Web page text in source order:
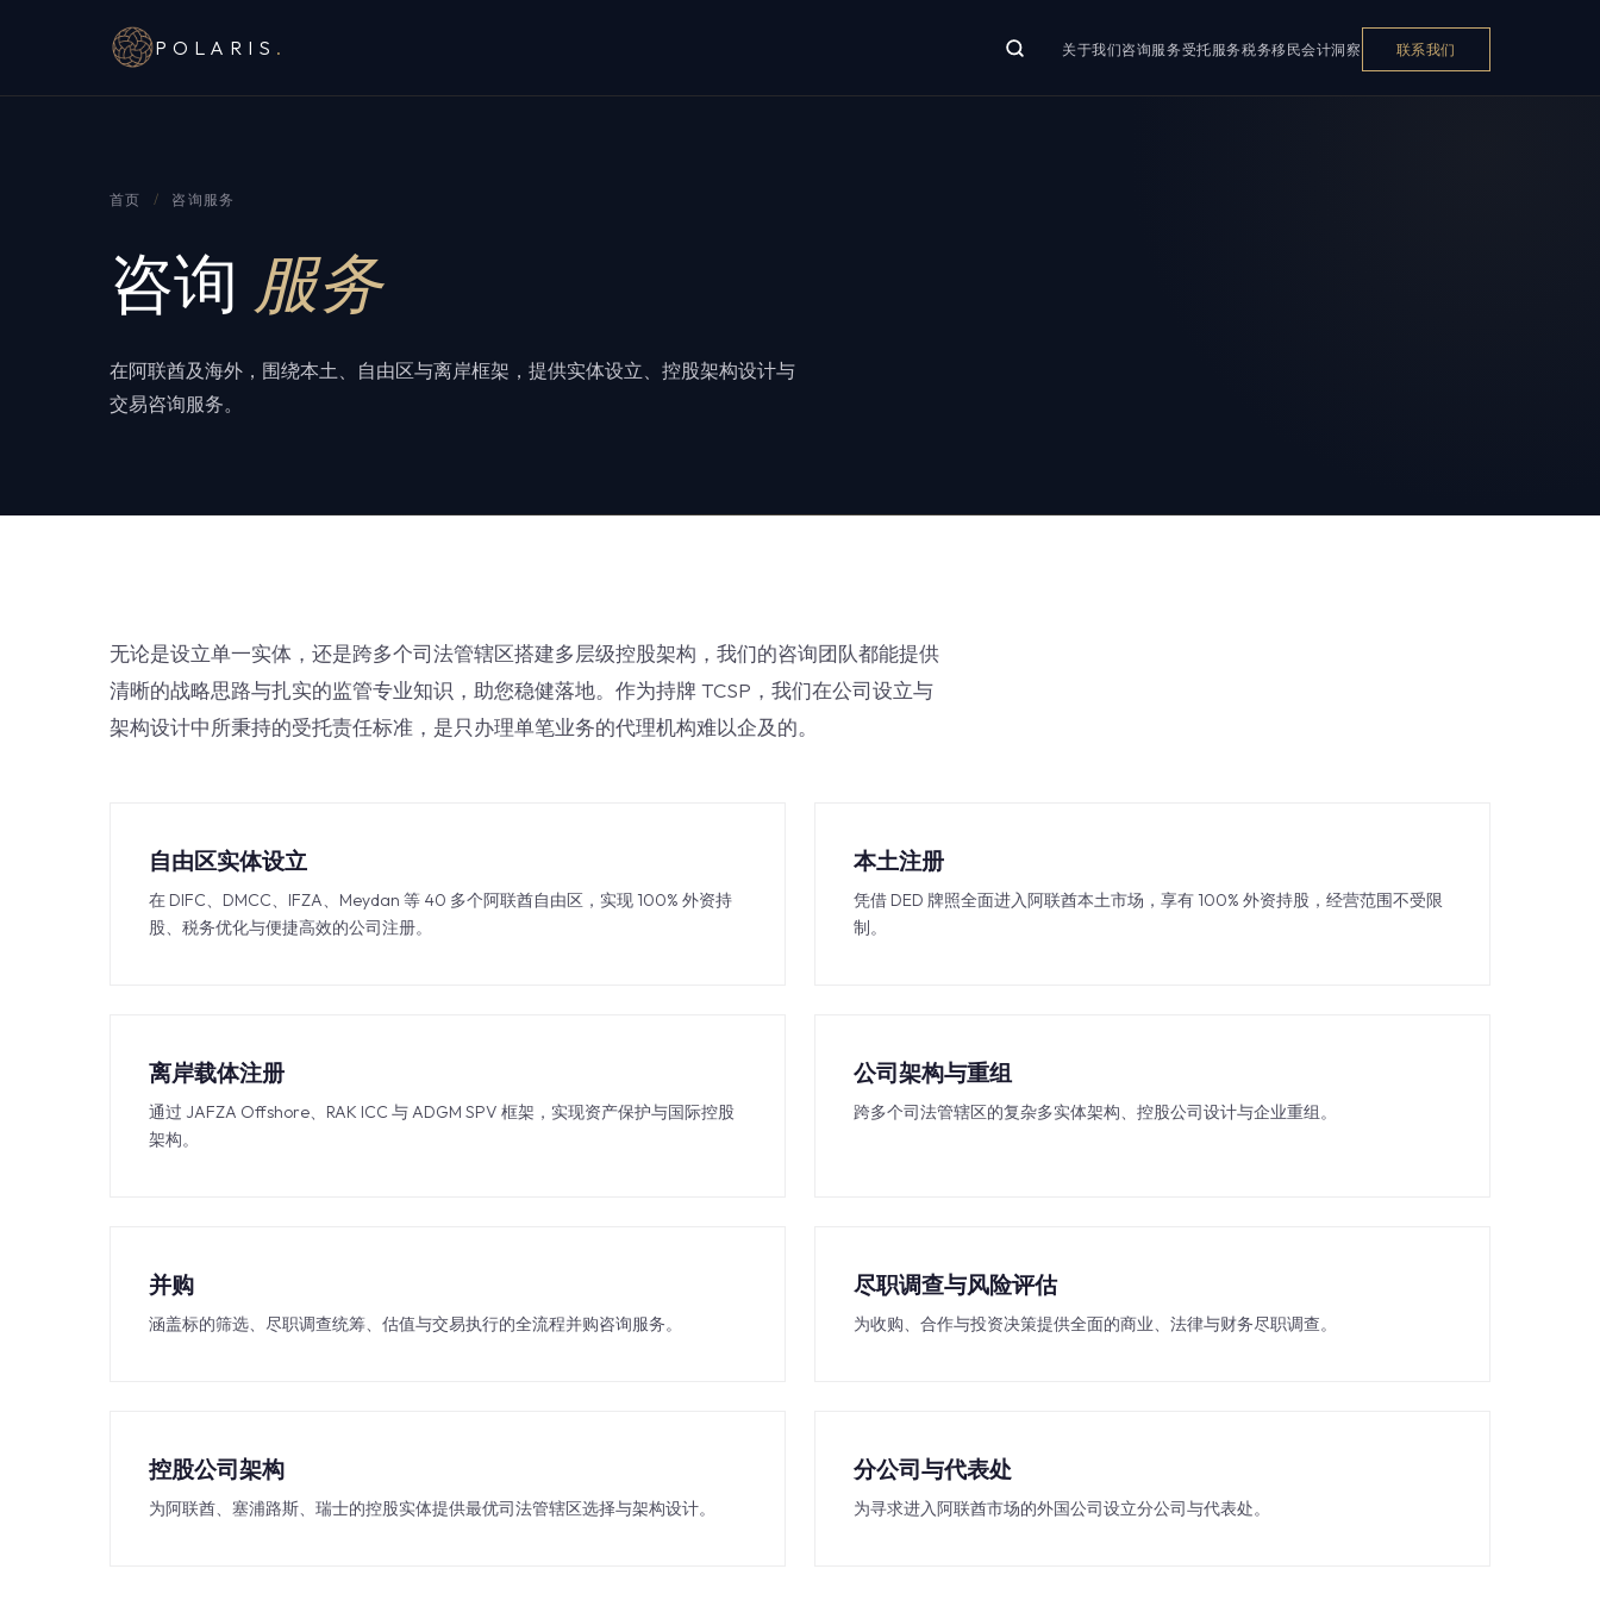
POLARIS . 关于我们咨询服务受托服务税务移民会计洞察 联系我们
首页 / 咨询服务
咨询 服务
在阿联酋及海外，围绕本土、自由区与离岸框架，提供实体设立、控股架构设计与
交易咨询服务。
无论是设立单一实体，还是跨多个司法管辖区搭建多层级控股架构，我们的咨询团队都能提供
清晰的战略思路与扎实的监管专业知识，助您稳健落地。作为持牌 TCSP，我们在公司设立与
架构设计中所秉持的受托责任标准，是只办理单笔业务的代理机构难以企及的。
自由区实体设立
在 DIFC、DMCC、IFZA、Meydan 等 40 多个阿联酋自由区，实现 100% 外资持
股、税务优化与便捷高效的公司注册。
本土注册
凭借 DED 牌照全面进入阿联酋本土市场，享有 100% 外资持股，经营范围不受限
制。
离岸载体注册
通过 JAFZA Offshore、RAK ICC 与 ADGM SPV 框架，实现资产保护与国际控股
架构。
公司架构与重组
跨多个司法管辖区的复杂多实体架构、控股公司设计与企业重组。
并购
涵盖标的筛选、尽职调查统筹、估值与交易执行的全流程并购咨询服务。
尽职调查与风险评估
为收购、合作与投资决策提供全面的商业、法律与财务尽职调查。
控股公司架构
为阿联酋、塞浦路斯、瑞士的控股实体提供最优司法管辖区选择与架构设计。
分公司与代表处
为寻求进入阿联酋市场的外国公司设立分公司与代表处。